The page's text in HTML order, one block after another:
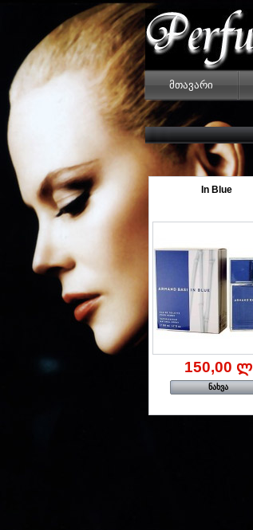
მთავარი
In Blue
150,00 ლ
ნახვა